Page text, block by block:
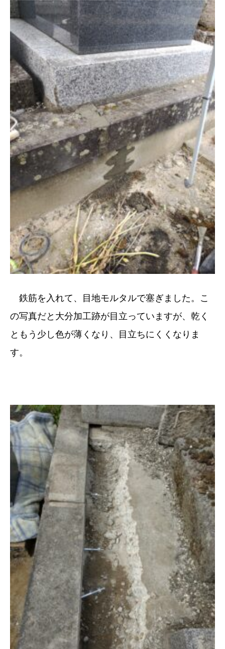
鉄筋を入れて、目地モルタルで塞ぎました。こ
の写真だと大分加工跡が目立っていますが、乾く
ともう少し色が薄くなり、目立ちにくくなりま
す。